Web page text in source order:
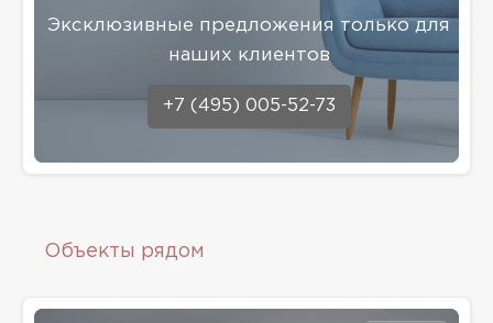
Эксклюзивные предложения только для
наших клиентов
+7 (495) 005-52-73
Объекты рядом